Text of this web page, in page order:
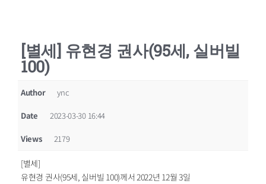
[별세] 유현경 권사(95세, 실버빌
100)
Author ync
Date 2023-03-30 16:44
Views 2179
[별세]
유현경 권사(95세, 실버빌 100)께서 2022년 12월 3일